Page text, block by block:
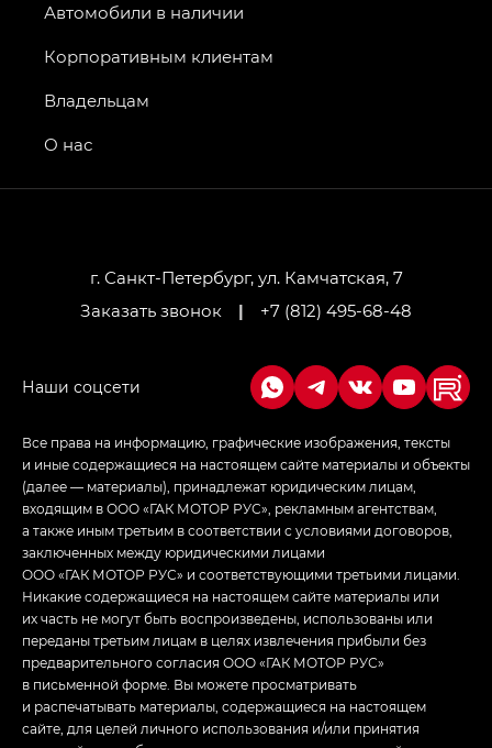
г. Санкт-Петербург, ул. Камчатская, 7
Заказать звонок
| +7 (812) 495-68-48
Автомобили в наличии
Корпоративным клиентам
Владельцам
О нас
Все права на информацию, графические изображения, тексты
и иные содержащиеся на настоящем сайте материалы и объекты
(далее — материалы), принадлежат юридическим лицам,
входящим в ООО «ГАК МОТОР РУС», рекламным агентствам,
а также иным третьим в соответствии с условиями договоров,
заключенных между юридическими лицами
ООО «ГАК МОТОР РУС» и соответствующими третьими лицами.
Никакие содержащиеся на настоящем сайте материалы или
их часть не могут быть воспроизведены, использованы или
переданы третьим лицам в целях извлечения прибыли без
предварительного согласия ООО «ГАК МОТОР РУС»
в письменной форме. Вы можете просматривать
и распечатывать материалы, содержащиеся на настоящем
сайте, для целей личного использования и/или принятия